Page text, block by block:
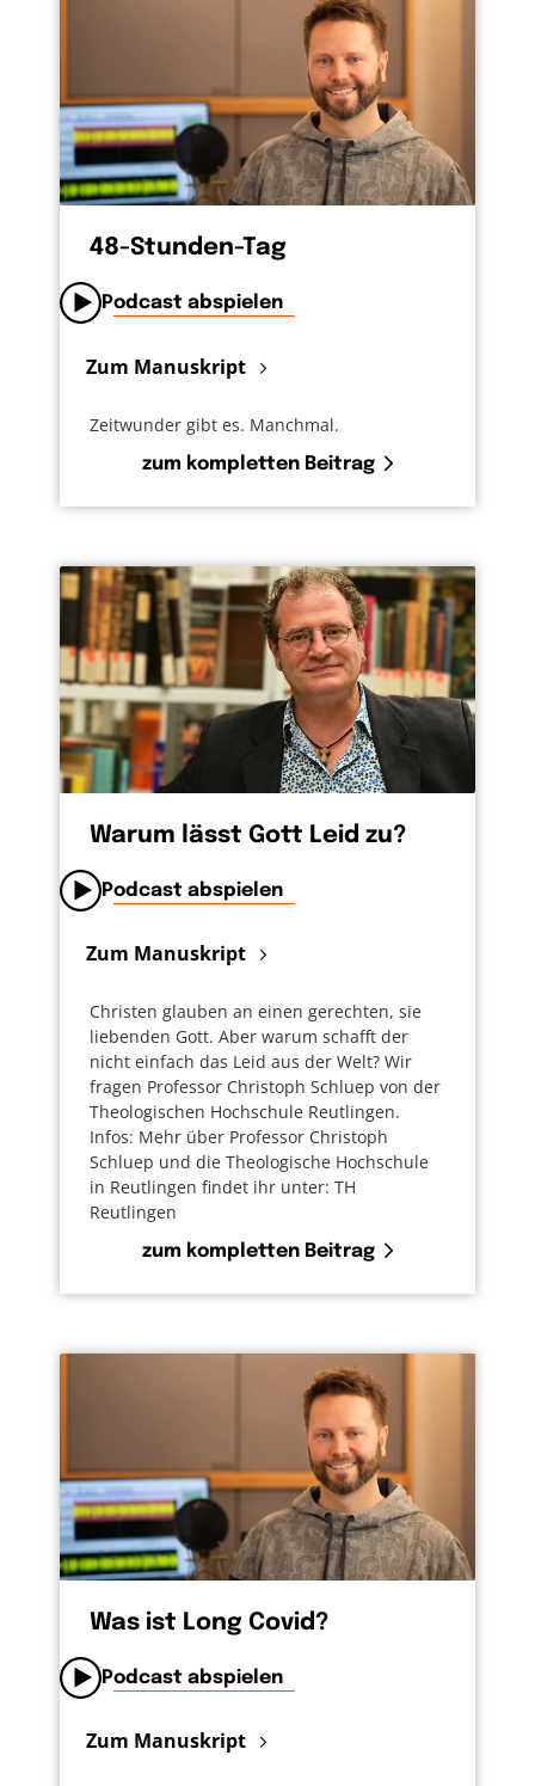
48-Stunden-Tag
Podcast abspielen
Zum Manuskript
Zeitwunder gibt es. Manchmal.
zum kompletten Beitrag
Warum lässt Gott Leid zu?
Podcast abspielen
Zum Manuskript
Christen glauben an einen gerechten, sie
liebenden Gott. Aber warum schafft der
nicht einfach das Leid aus der Welt? Wir
fragen Professor Christoph Schluep von der
Theologischen Hochschule Reutlingen.
Infos: Mehr über Professor Christoph
Schluep und die Theologische Hochschule
in Reutlingen findet ihr unter: TH
Reutlingen
zum kompletten Beitrag
Was ist Long Covid?
Podcast abspielen
Zum Manuskript